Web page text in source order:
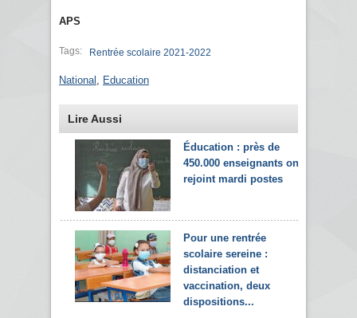
APS
Tags: Rentrée scolaire 2021-2022
National Education
Lire Aussi
Éducation : près de
450.000 enseignants ont
rejoint mardi postes
Pour une rentrée
scolaire sereine :
distanciation et
vaccination, deux
dispositions...